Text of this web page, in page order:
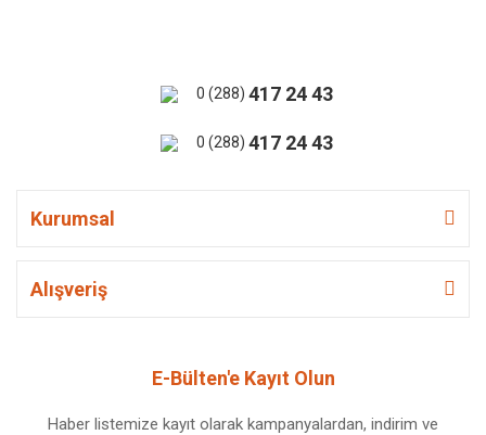
0 (288) 417 24 43
0 (288) 417 24 43
Kurumsal
Alışveriş
E-Bülten'e Kayıt Olun
Haber listemize kayıt olarak kampanyalardan, indirim ve